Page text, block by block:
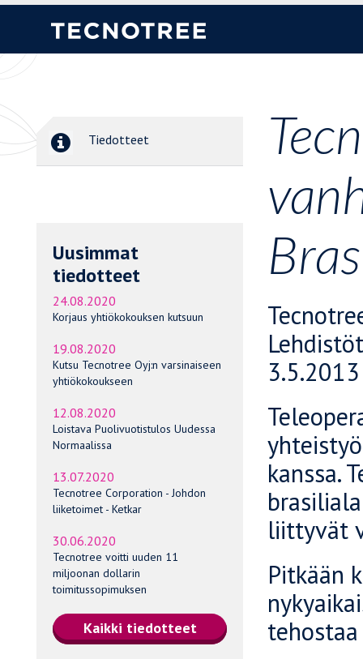
Tiedotteet
Uusimmat
tiedotteet
24.08.2020
Korjaus yhtiökokouksen kutsuun
19.08.2020
Kutsu Tecnotree Oyj:n varsinaiseen
yhtiökokoukseen
12.08.2020
Loistava Puolivuotistulos Uudessa
Normaalissa
13.07.2020
Tecnotree Corporation - Johdon
liiketoimet - Ketkar
30.06.2020
Tecnotree voitti uuden 11
miljoonan dollarin
toimitussopimuksen
kanssa.
liittyvät
Pitkään